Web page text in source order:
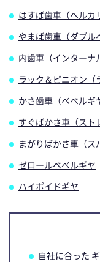
はすば歯車（ヘルカ
やまば歯車（ダブル
内歯車（インターナ
ラック＆ピニオン（
かさ歯車（ベベルギ
すぐばかさ車（スト
まがりばかさ車（ス
ゼロールベベルギヤ
ハイポイドギヤ
自社に合った